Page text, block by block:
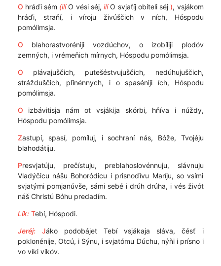
O hráďi sém (ilíO vési séj,ilíO svjaťíj obíteli séj ), vsjákom
hráďi, straňí, i víroju živúščich v ních, Hóspodu
pomólimsja.
O blahorastvoréniji vozdúchov, o izobíliji plodóv
zemných, i vrémeňich mírnych, Hóspodu pomólimsja.
O plávajuščich, putešéstvujuščich, nedúhujuščich,
strážduščich, pľinénnych, i o spaséniji ích, Hóspodu
pomólimsja.
O izbávitisja nám ot vsjákija skórbi, hňíva i núždy,
Hóspodu pomólimsja.
Zastupí, spasí, pomíluj, i sochraní nás, Bóže, Tvojéju
blahodátiju.
Presvjatúju, prečístuju, preblahoslovénnuju, slávnuju
Vladýčicu nášu Bohoródicu i prisnoďívu Maríju, so vsími
svjatými pomjanúvše, sámi sebé i drúh drúha, i vés živót
náš Christú Bóhu predadím.
Lík: Tebí, Hóspodi.
Jeréj: Jáko podobájet Tebí vsjákaja sláva, čésť i
poklonénije, Otcú, i Sýnu, i svjatómu Dúchu, nýňi i prísno i
vo víki vikóv.